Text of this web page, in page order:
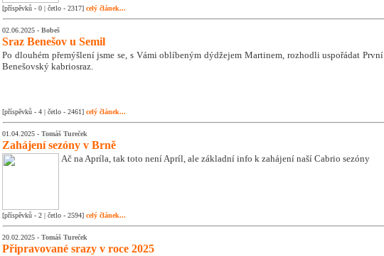
[příspěvků - 0 | četlo - 2317] celý článek...
02.06.2025 - Bobeš
Sraz Benešov u Semil
Po dlouhém přemýšlení jsme se, s Vámi oblíbeným dýdžejem Martinem, rozhodli uspořádat První
Benešovský kabriosraz.
[příspěvků - 4 | četlo - 2461] celý článek...
01.04.2025 - Tomáš Tureček
Zahájení sezóny v Brně
Ač na Apríla, tak toto není Apríl, ale základní info k zahájení naší Cabrio sezóny
[příspěvků - 2 | četlo - 2594] celý článek...
20.02.2025 - Tomáš Tureček
Připravované srazy v roce 2025